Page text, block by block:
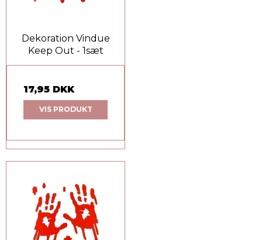
Dekoration Vindue
Keep Out - 1sæt
17,95 DKK
VIS PRODUKT